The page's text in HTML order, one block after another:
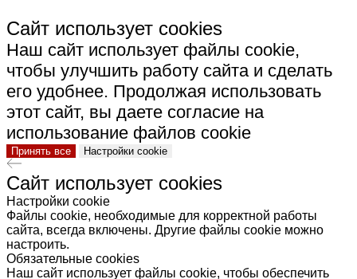
Сайт использует cookies
Наш сайт использует файлы cookie,
чтобы улучшить работу сайта и сделать
его удобнее. Продолжая использовать
этот сайт, вы даете согласие на
использование файлов cookie
Принять все Настройки cookie
Сайт использует cookies
Настройки cookie
Файлы cookie, необходимые для корректной работы
сайта, всегда включены. Другие файлы cookie можно
настроить.
Обязательные cookies
Наш сайт использует файлы cookie, чтобы обеспечить